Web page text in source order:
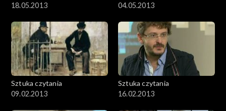
18.05.2013
04.05.2013
Sztuka czytania
09.02.2013
Sztuka czytania
16.02.2013